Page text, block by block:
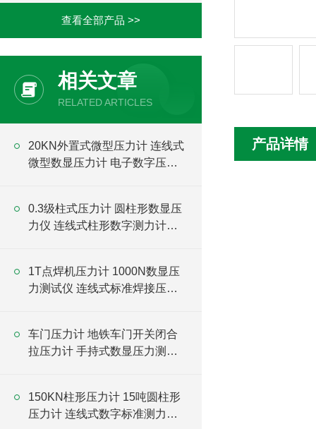
查看全部产品 >>
相关文章
RELATED ARTICLES
20KN外置式微型压力计 连线式
微型数显压力计 电子数字压力
0.3级柱式压力计 圆柱形数显压
力仪 连线式柱形数字测力计厂
1T点焊机压力计 1000N数显压
力测试仪 连线式标准焊接压力
车门压力计 地铁车门开关闭合
拉压力计 手持式数显压力测试
150KN柱形压力计 15吨圆柱形
压力计 连线式数字标准测力计
产品详情